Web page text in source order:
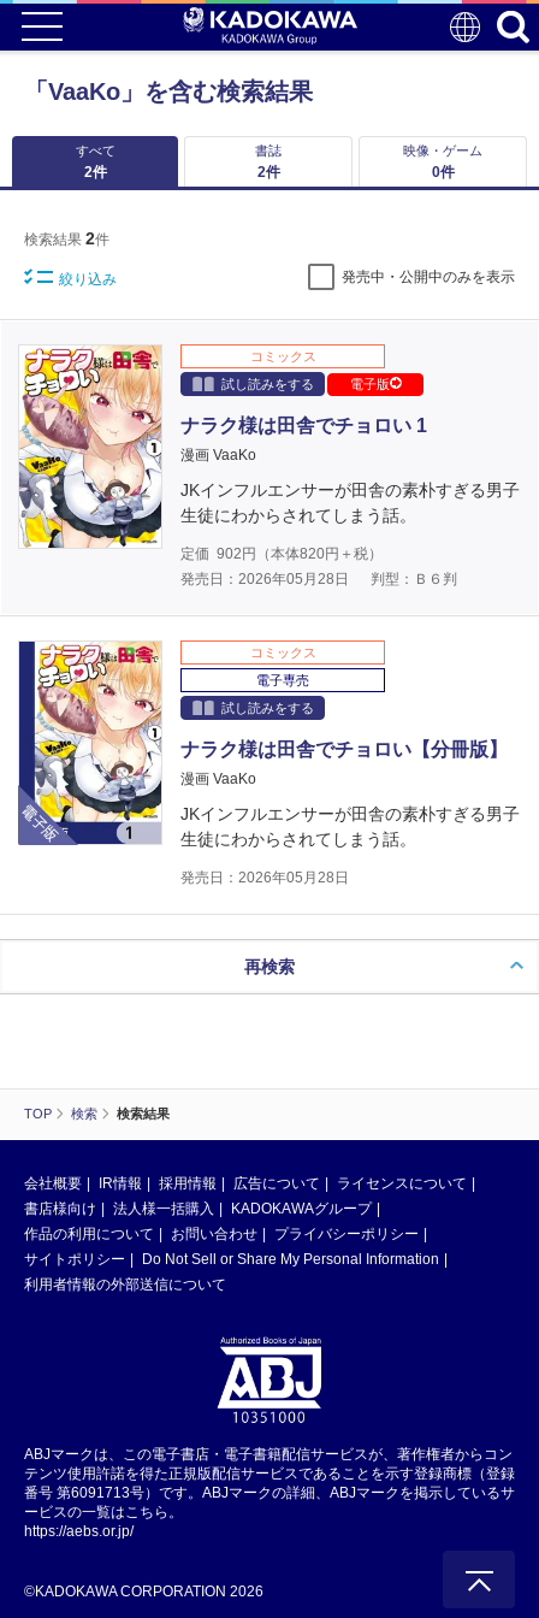
TOP 検索 検索結果
「VaaKo」を含む検索結果
すべて
2件
書誌
2件
映像・ゲーム
0件
検索結果 2件
絞り込み 発売中・公開中のみを表示
コミックス
試し読みをする
電子版
ナラク様は田舎でチョロい 1
漫画 VaaKo
JKインフルエンサーが田舎の素朴すぎる男子
生徒にわからされてしまう話。
定価 902 円（本体820円＋税）
発売日：2026年05月28日
判型：Ｂ６判
電子版
コミックス
電子専売
試し読みをする
ナラク様は田舎でチョロい【分冊版】
漫画 VaaKo
JKインフルエンサーが田舎の素朴すぎる男子
生徒にわからされてしまう話。
発売日：2026年05月28日
再検索
会社概要 IR情報 採用情報 広告について
ライセンスについて
書店様向け
法人様一括購入
KADOKAWAグループ
作品の利用について
お問い合わせ
プライバシーポリシー
サイトポリシー
Do Not Sell or Share My Personal Information
利用者情報の外部送信について
ABJマークは、この電子書店・電子書籍配信サービスが、著作権者からコン
テンツ使用許諾を得た正規版配信サービスであることを示す登録商標（登録
番号 第6091713号）です。ABJマークの詳細、ABJマークを掲示しているサ
ービスの一覧はこちら。
https://aebs.or.jp/
©KADOKAWA CORPORATION 2026